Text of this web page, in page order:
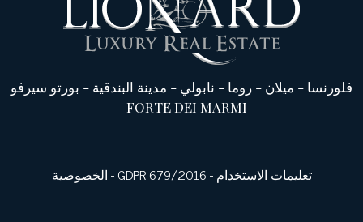
فلورنسا - ميلان - روما - نابولي - مدينة البندقية - بورتو سيرفو
-FORTE DEI MARMI
-GDPR 679/2016-تعليمات الاستخدام